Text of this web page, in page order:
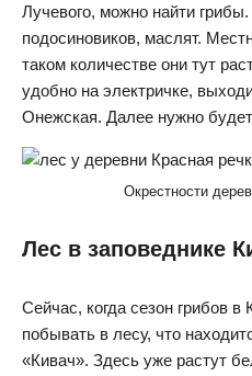
Лучевого, можно найти
подосиновиков, маслят.
таком количестве они тут
удобно на электричке,
Онежская. Далее нужно
Окрестности
Лес в заповеднике
Сейчас, когда сезон грибов
побывать в лесу, что
«Кивач». Здесь уже растут